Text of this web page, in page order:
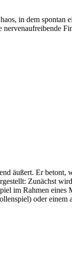
in dem
äußert. Er betont,
Zunächst
im Rahmen eines
oder